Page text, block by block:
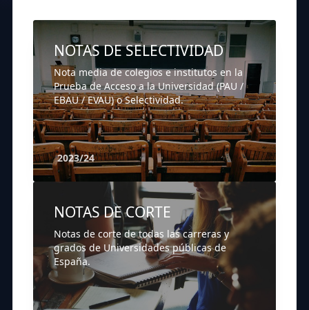
NOTAS DE SELECTIVIDAD
Nota media de colegios e institutos en la
Prueba de Acceso a la Universidad (PAU /
EBAU / EVAU) o Selectividad.
2023/24
NOTAS DE CORTE
Notas de corte de todas las carreras y
grados de Universidades públicas de
España.